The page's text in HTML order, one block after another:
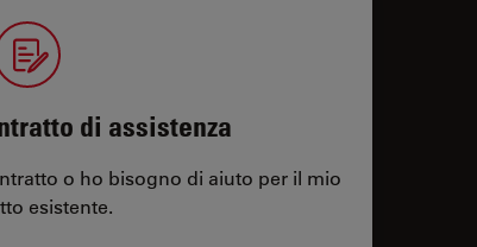
di assistenza
o ho bisogno di aiuto per il mio
esistente.